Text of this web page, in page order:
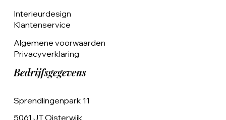
Interieurdesign
Klantenservice
Algemene voorwaarden
Privacyverklaring
Bedrijfsgegevens
Sprendlingenpark 11
5061 JT Oisterwijk